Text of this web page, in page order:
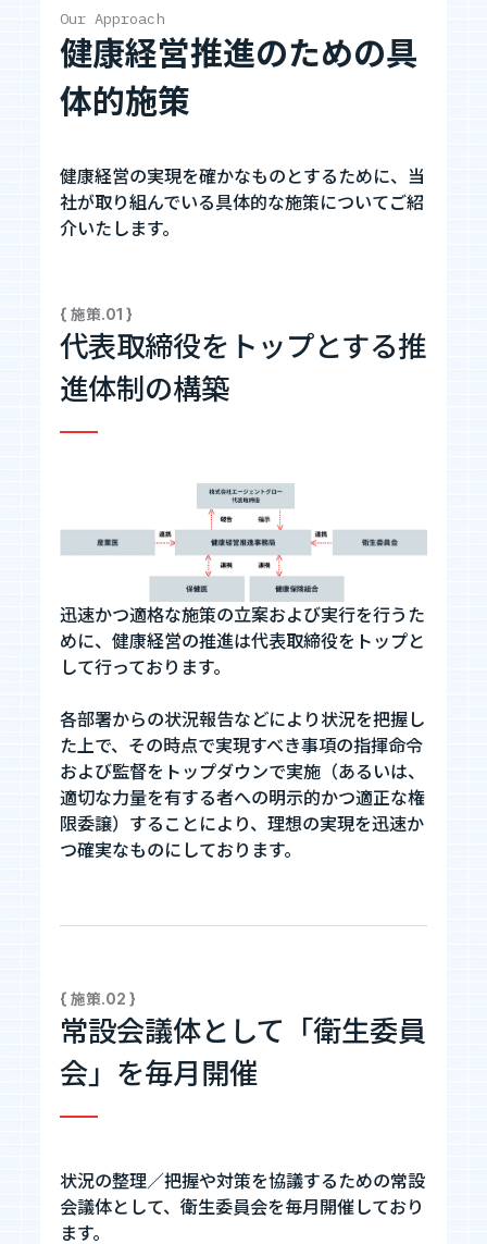
CEO Blog
河井智也note (社長ブログ)
Official YouTube
Staff Blog
Tech Blog
技術ブログ
Our Approach
健康経営推進のための具
体的施策
健康経営の実現を確かなものとするために、当
社が取り組んでいる具体的な施策についてご紹
介いたします。
{ 施策.01 }
代表取締役をトップとする推
進体制の構築
迅速かつ適格な施策の立案および実行を行うた
めに、健康経営の推進は代表取締役をトップと
して行っております。
各部署からの状況報告などにより状況を把握し
た上で、その時点で実現すべき事項の指揮命令
および監督をトップダウンで実施（あるいは、
適切な力量を有する者への明示的かつ適正な権
限委譲）することにより、理想の実現を迅速か
つ確実なものにしております。
{ 施策.02 }
常設会議体として「衛生委員
会」を毎月開催
状況の整理／把握や対策を協議するための常設
会議体として、衛生委員会を毎月開催しており
ます。